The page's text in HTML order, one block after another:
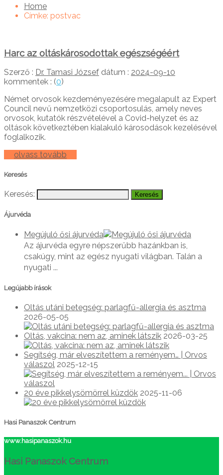
Home
Címke: postvac
Harc az oltáskárosodottak egészségéért
Szerző : Dr. Tamasi József dátum : 2024-09-10
kommentek : (0)
Német orvosok kezdeményezésére megalapult az Expert
Council nevű nemzetközi csoportosulás, amely neves
orvosok, kutatók részvételével a Covid-helyzet és az
oltások következtében kialakuló károsodások kezelésével
foglalkozik.
olvass tovább
Keresés
Keresés:
Ájurvéda
Megújuló ősi ájurvéda
Az ájurvéda egyre népszerűbb hazánkban is,
csakúgy, mint az egész nyugati világban. Talán a
nyugati ...
Legújabb írások
Oltás utáni betegség: parlagfű-allergia és asztma
2026-05-05
Oltás, vakcina: nem az, aminek látszik 2026-03-25
Segítség, már elveszítettem a reményem… | Orvos
válaszol 2025-12-15
20 éve pikkelysömörrel küzdök 2025-11-06
Hasi Panaszok Centrum
www.hasipanaszok.hu
Hasi Panaszok Centrum